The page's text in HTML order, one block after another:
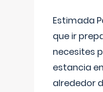
Estimada
que ir
necesites
estancia
alrededor